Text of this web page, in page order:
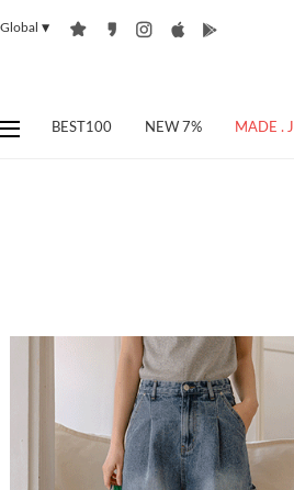
Global ▼
BEST100 NEW 7% MADE . J